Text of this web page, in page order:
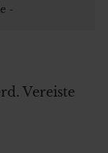
Vereiste